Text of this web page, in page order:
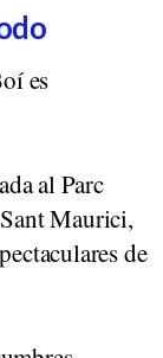
es
al Parc
Maurici,
de